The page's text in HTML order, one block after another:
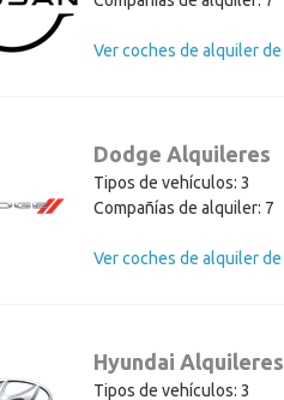
Dodge Alquileres
Tipos de vehículos: 3
Compañías de alquiler: 7
Hyundai Alquileres
Tipos de vehículos: 3